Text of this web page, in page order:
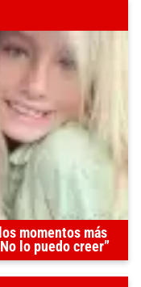
momentos más
lo puedo creer”